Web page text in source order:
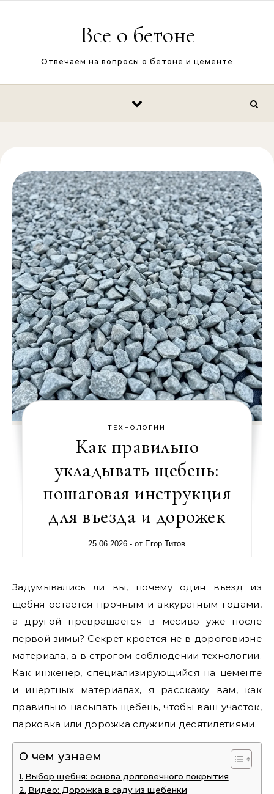
Все о бетоне
Отвечаем на вопросы о бетоне и цементе
ТЕХНОЛОГИИ
Как правильно
укладывать щебень:
пошаговая инструкция
для въезда и дорожек
25.06.2026 - от Егор Титов
Задумывались ли вы, почему один въезд из
щебня остается прочным и аккуратным годами,
а другой превращается в месиво уже после
первой зимы? Секрет кроется не в дороговизне
материала, а в строгом соблюдении технологии.
Как инженер, специализирующийся на цементе
и инертных материалах, я расскажу вам, как
правильно насыпать щебень, чтобы ваш участок,
парковка или дорожка служили десятилетиями.
О чем узнаем
Выбор щебня: основа долговечного покрытия
Видео: Дорожка в саду из щебенки